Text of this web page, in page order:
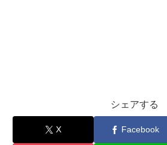
シェアする
X Facebook